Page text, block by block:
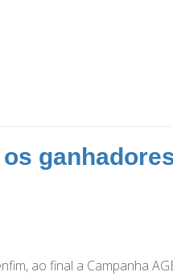
os
ao final a Campanha